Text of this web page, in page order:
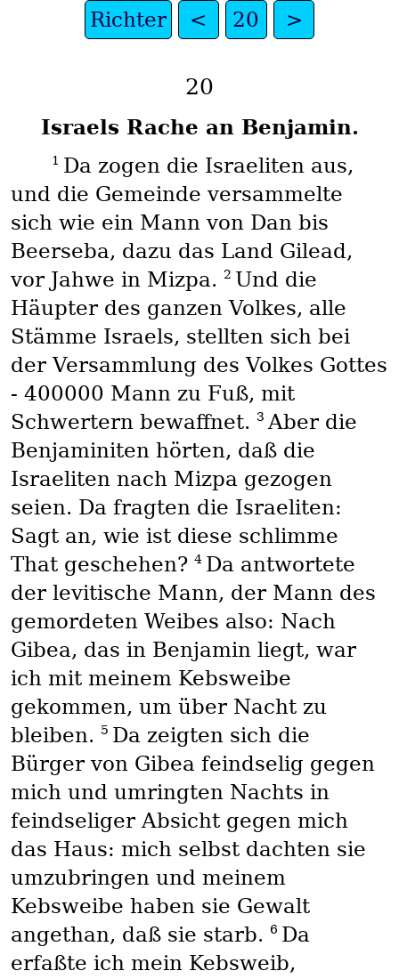
Richter < 20 >
20
Israels Rache an Benjamin.
1 Da zogen die Israeliten aus,
und die Gemeinde versammelte
sich wie ein Mann von Dan bis
Beerseba, dazu das Land Gilead,
vor Jahwe in Mizpa. 2 Und die
Häupter des ganzen Volkes, alle
Stämme Israels, stellten sich bei
der Versammlung des Volkes Gottes
- 400000 Mann zu Fuß, mit
Schwertern bewaffnet. 3 Aber die
Benjaminiten hörten, daß die
Israeliten nach Mizpa gezogen
seien. Da fragten die Israeliten:
Sagt an, wie ist diese schlimme
That geschehen? 4 Da antwortete
der levitische Mann, der Mann des
gemordeten Weibes also: Nach
Gibea, das in Benjamin liegt, war
ich mit meinem Kebsweibe
gekommen, um über Nacht zu
bleiben. 5 Da zeigten sich die
Bürger von Gibea feindselig gegen
mich und umringten Nachts in
feindseliger Absicht gegen mich
das Haus: mich selbst dachten sie
umzubringen und meinem
Kebsweibe haben sie Gewalt
angethan, daß sie starb. 6 Da
erfaßte ich mein Kebsweib,